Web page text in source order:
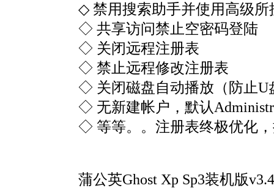
◇ 禁用搜索助手并使用高级所
◇ 共享访问禁止空密码登陆
◇ 关闭远程注册表
◇ 禁止远程修改注册表
◇ 关闭磁盘自动播放（防止U
◇ 无新建帐户，默认
◇ 等等。。注册表终极优化
蒲公英Ghost Xp Sp3装机版v3.4